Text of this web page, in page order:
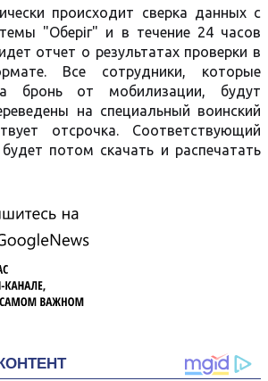
происходит сверка данных с
"Оберіг" и в течение 24 часов
отчет о результатах проверки в
Все сотрудники, которые
бронь от мобилизации, будут
на специальный воинский
отсрочка. Соответствующий
потом скачать и распечатать